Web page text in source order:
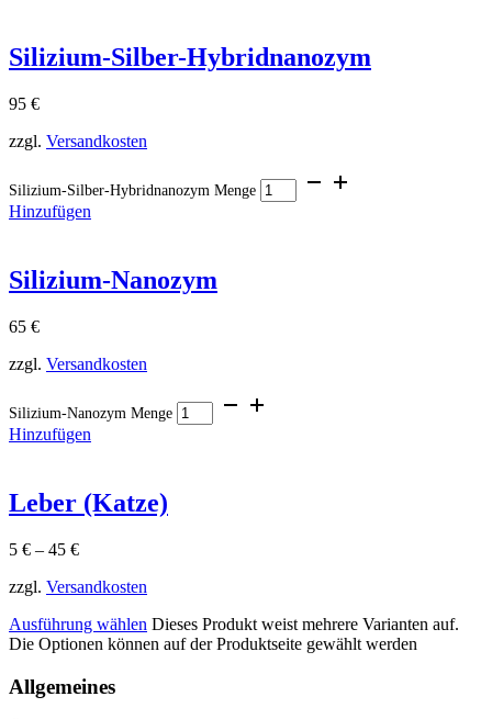
Silizium-Silber-Hybridnanozym
95 €
zzgl. Versandkosten
Silizium-Silber-Hybridnanozym Menge
Hinzufügen
Silizium-Nanozym
65 €
zzgl. Versandkosten
Silizium-Nanozym Menge
Hinzufügen
Leber (Katze)
5 € – 45 €
zzgl. Versandkosten
Ausführung wählen Dieses Produkt weist mehrere Varianten auf.
Die Optionen können auf der Produktseite gewählt werden
Allgemeines